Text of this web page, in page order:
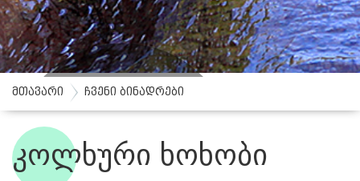
ჩვენი ბინადრები
მთავარი ჩვენი ბინადრები
კოლხური ხოხობი